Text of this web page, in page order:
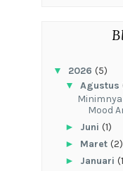
▼ 2026 (5)
▼ Agustus
Mood
► Juni (1)
► Maret (2)
► Januari